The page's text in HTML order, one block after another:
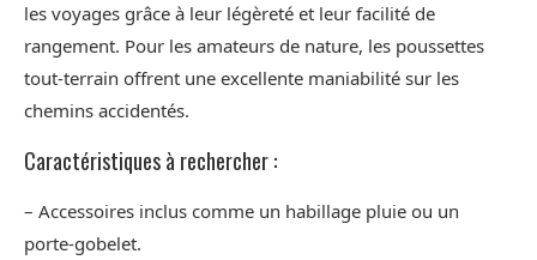
les voyages grâce à leur légèreté et leur facilité de
rangement. Pour les amateurs de nature, les poussettes
tout-terrain offrent une excellente maniabilité sur les
chemins accidentés.
Caractéristiques à rechercher :
– Accessoires inclus comme un habillage pluie ou un
porte-gobelet.